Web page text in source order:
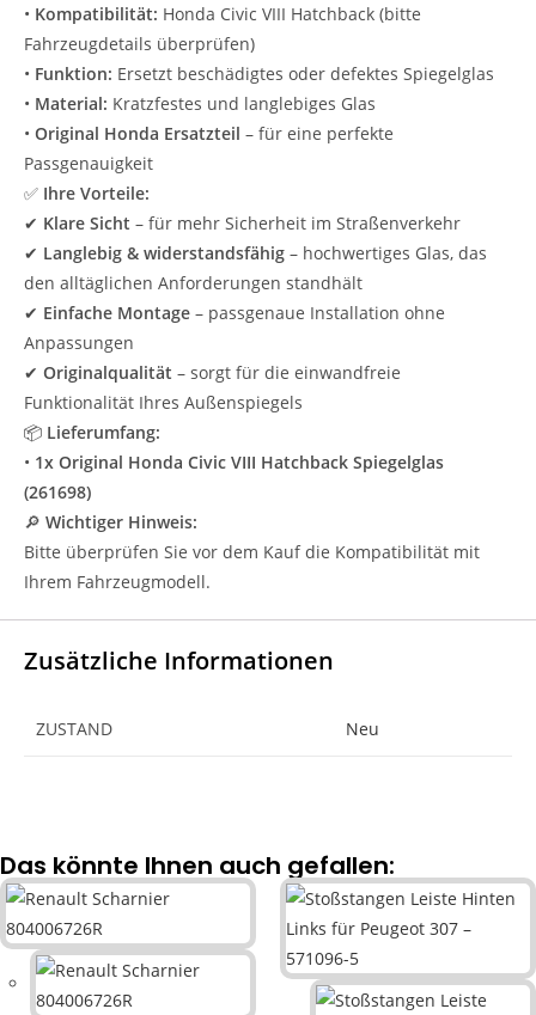
• Kompatibilität: Honda Civic VIII Hatchback (bitte
Fahrzeugdetails überprüfen)
• Funktion: Ersetzt beschädigtes oder defektes Spiegelglas
• Material: Kratzfestes und langlebiges Glas
• Original Honda Ersatzteil – für eine perfekte
Passgenauigkeit
✅ Ihre Vorteile:
✔ Klare Sicht – für mehr Sicherheit im Straßenverkehr
✔ Langlebig & widerstandsfähig – hochwertiges Glas, das
den alltäglichen Anforderungen standhält
✔ Einfache Montage – passgenaue Installation ohne
Anpassungen
✔ Originalqualität – sorgt für die einwandfreie
Funktionalität Ihres Außenspiegels
📦 Lieferumfang:
• 1x Original Honda Civic VIII Hatchback Spiegelglas
(261698)
🔎 Wichtiger Hinweis:
Bitte überprüfen Sie vor dem Kauf die Kompatibilität mit
Ihrem Fahrzeugmodell.
Zusätzliche Informationen
ZUSTAND Neu
Das könnte Ihnen auch gefallen: